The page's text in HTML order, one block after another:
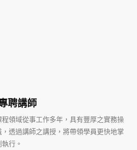
聘講師
領域從事工作多年，具有豐厚之實務操
透過講師之講授，將帶領學員更快地掌
行。